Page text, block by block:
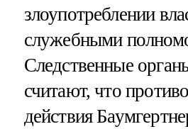
злоупотреблении
служебными
Следственные
считают, что
действия